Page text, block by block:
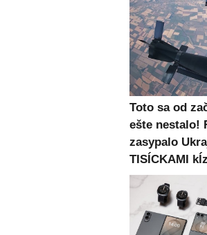
Toto sa od
ešte nestalo!
zasypalo
TISÍCKAMI